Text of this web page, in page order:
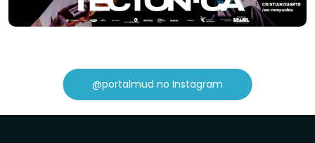
@portalmud no Instagram